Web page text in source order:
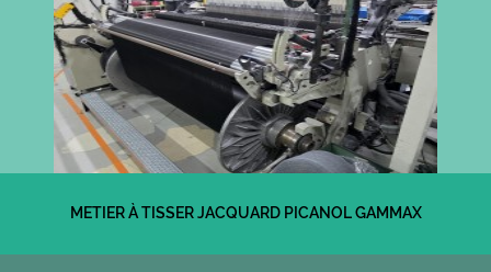
METIER À TISSER JACQUARD PICANOL GAMMAX